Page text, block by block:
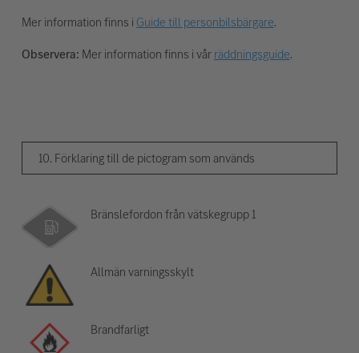
Mer information finns i Guide till personbilsbärgare.
Observera: Mer information finns i vårräddningsguide.
10. Förklaring till de pictogram som används
Bränslefordon från vätskegrupp 1
Allmän varningsskylt
Brandfarligt